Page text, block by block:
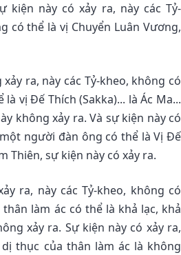
kiện này có xảy ra, này các Tỷ-
có thể là vị Chuyển Luân Vương,
ra, này các Tỷ-kheo, không có
vị Ðế Thích (Sakka)... là Ác Ma...
không xảy ra. Và sự kiện này có
người đàn ông có thể là Vị Ðế
Thiên, sự kiện này có xảy ra.
ra, này các Tỷ-kheo, không có
làm ác có thể là khả lạc, khả
xảy ra. Sự kiện này có xảy ra,
dị thục của thân làm ác là không